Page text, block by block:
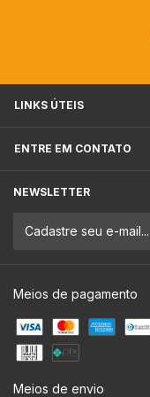
LINKS ÚTEIS
ENTRE EM CONTATO
NEWSLETTER
Meios de pagamento
Meios de envio